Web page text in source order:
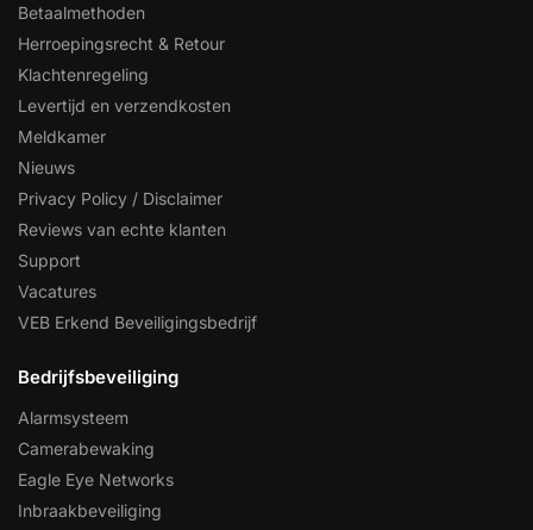
Betaalmethoden
Herroepingsrecht & Retour
Klachtenregeling
Levertijd en verzendkosten
Meldkamer
Nieuws
Privacy Policy / Disclaimer
Reviews van echte klanten
Support
Vacatures
VEB Erkend Beveiligingsbedrijf
Bedrijfsbeveiliging
Alarmsysteem
Camerabewaking
Eagle Eye Networks
Inbraakbeveiliging